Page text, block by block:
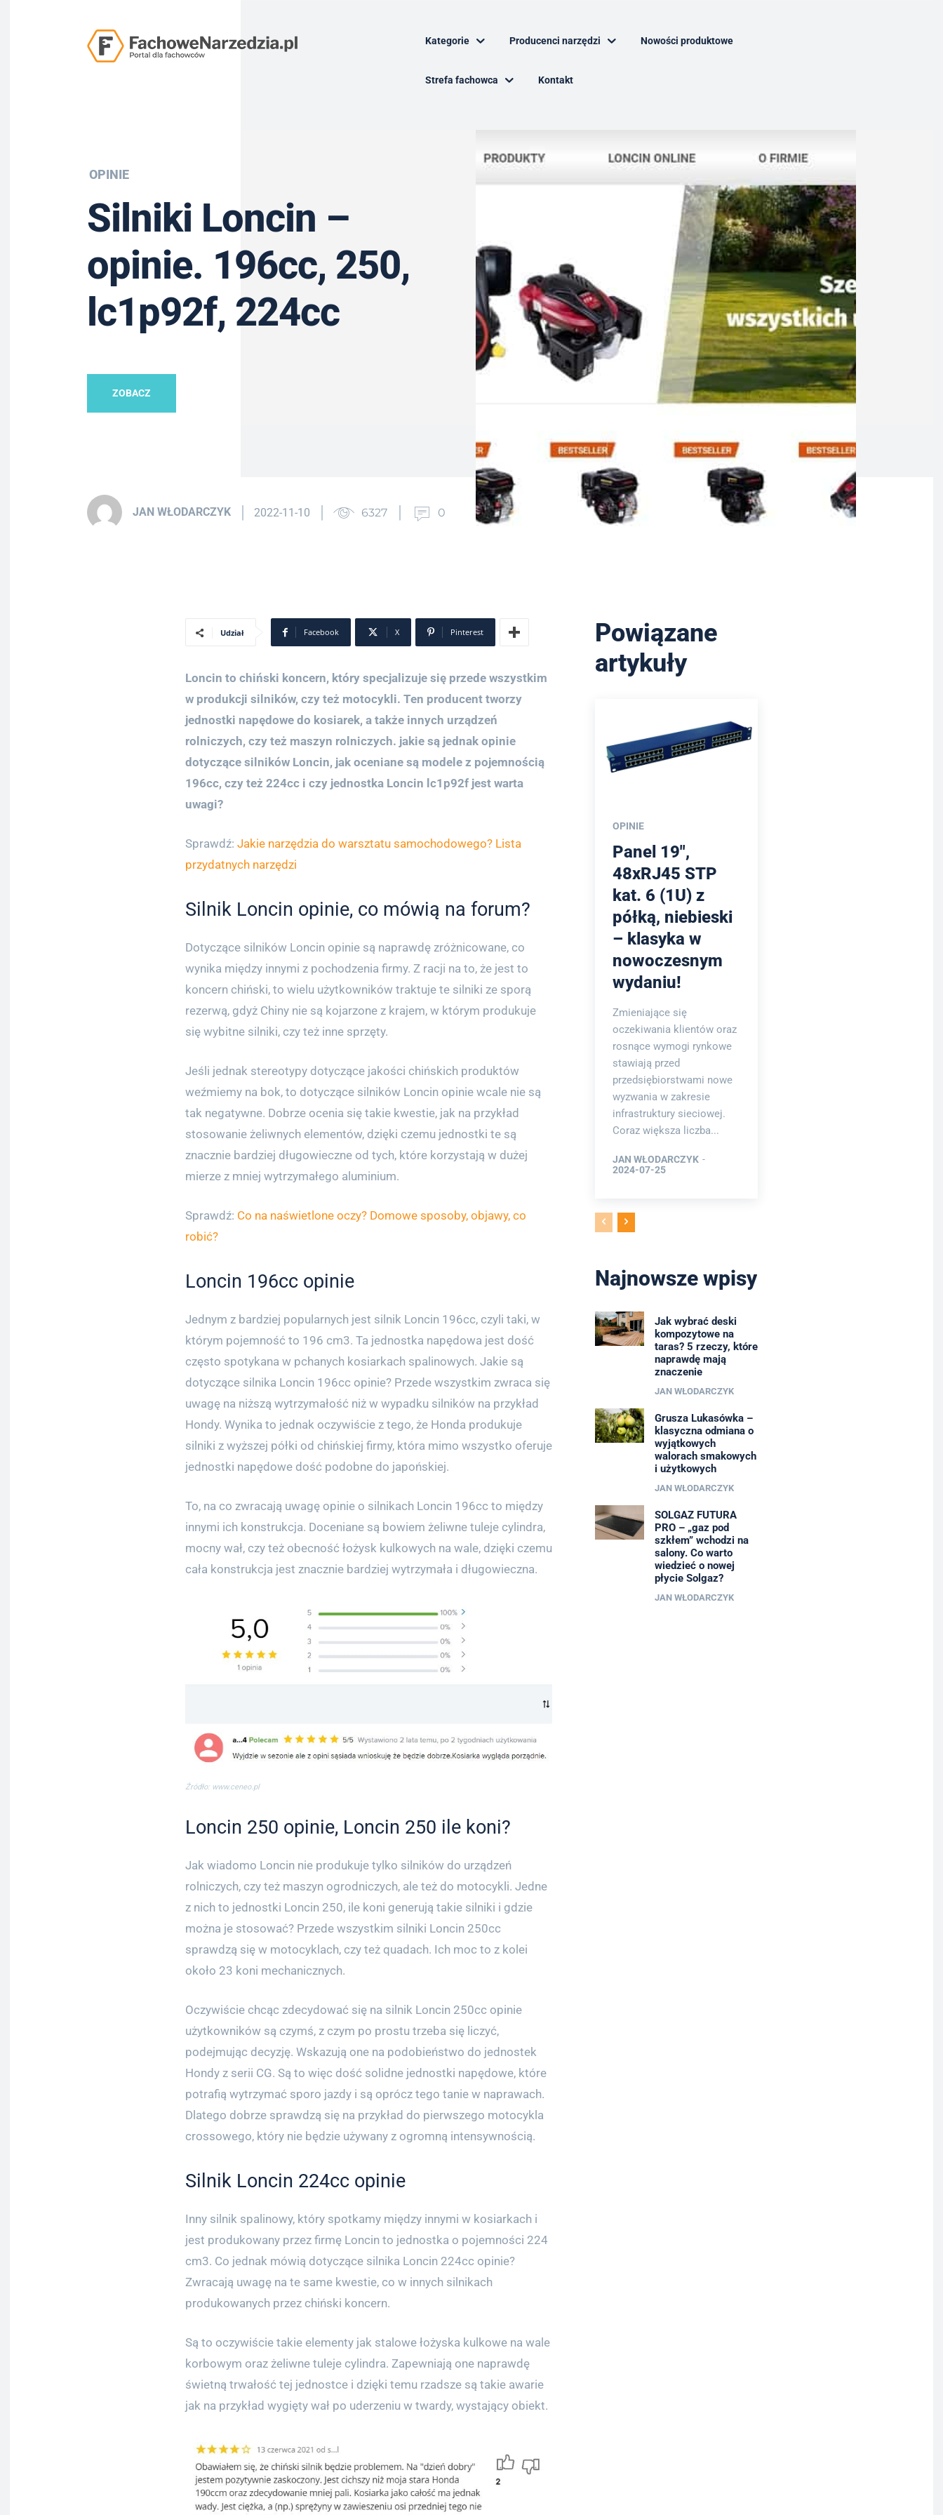
Kategorie Producenci narzędzi Nowości produktowe
Strefa fachowca Kontakt
OPINIE
Silniki Loncin –
opinie. 196cc, 250,
lc1p92f, 224cc
ZOBACZ
JAN WŁODARCZYK 2022-11-10 6327 0
Udział Facebook X Pinterest
Loncin to chiński koncern, który specjalizuje się przede wszystkim
w produkcji silników, czy też motocykli. Ten producent tworzy
jednostki napędowe do kosiarek, a także innych urządzeń
rolniczych, czy też maszyn rolniczych. jakie są jednak opinie
dotyczące silników Loncin, jak oceniane są modele z pojemnością
196cc, czy też 224cc i czy jednostka Loncin lc1p92f jest warta
uwagi?
Sprawdź: Jakie narzędzia do warsztatu samochodowego? Lista
przydatnych narzędzi
Silnik Loncin opinie, co mówią na forum?
Dotyczące silników Loncin opinie są naprawdę zróżnicowane, co
wynika między innymi z pochodzenia firmy. Z racji na to, że jest to
koncern chiński, to wielu użytkowników traktuje te silniki ze sporą
rezerwą, gdyż Chiny nie są kojarzone z krajem, w którym produkuje
się wybitne silniki, czy też inne sprzęty.
Jeśli jednak stereotypy dotyczące jakości chińskich produktów
weźmiemy na bok, to dotyczące silników Loncin opinie wcale nie są
tak negatywne. Dobrze ocenia się takie kwestie, jak na przykład
stosowanie żeliwnych elementów, dzięki czemu jednostki te są
znacznie bardziej długowieczne od tych, które korzystają w dużej
mierze z mniej wytrzymałego aluminium.
Sprawdź: Co na naświetlone oczy? Domowe sposoby, objawy, co
robić?
Loncin 196cc opinie
Jednym z bardziej popularnych jest silnik Loncin 196cc, czyli taki, w
którym pojemność to 196 cm3. Ta jednostka napędowa jest dość
często spotykana w pchanych kosiarkach spalinowych. Jakie są
dotyczące silnika Loncin 196cc opinie? Przede wszystkim zwraca się
uwagę na niższą wytrzymałość niż w wypadku silników na przykład
Hondy. Wynika to jednak oczywiście z tego, że Honda produkuje
silniki z wyższej półki od chińskiej firmy, która mimo wszystko oferuje
jednostki napędowe dość podobne do japońskiej.
To, na co zwracają uwagę opinie o silnikach Loncin 196cc to między
innymi ich konstrukcja. Doceniane są bowiem żeliwne tuleje cylindra,
mocny wał, czy też obecność łożysk kulkowych na wale, dzięki czemu
cała konstrukcja jest znacznie bardziej wytrzymała i długowieczna.
Źródło: www.ceneo.pl
Loncin 250 opinie, Loncin 250 ile koni?
Jak wiadomo Loncin nie produkuje tylko silników do urządzeń
rolniczych, czy też maszyn ogrodniczych, ale też do motocykli. Jedne
z nich to jednostki Loncin 250, ile koni generują takie silniki i gdzie
można je stosować? Przede wszystkim silniki Loncin 250cc
sprawdzą się w motocyklach, czy też quadach. Ich moc to z kolei
około 23 koni mechanicznych.
Oczywiście chcąc zdecydować się na silnik Loncin 250cc opinie
użytkowników są czymś, z czym po prostu trzeba się liczyć,
podejmując decyzję. Wskazują one na podobieństwo do jednostek
Hondy z serii CG. Są to więc dość solidne jednostki napędowe, które
potrafią wytrzymać sporo jazdy i są oprócz tego tanie w naprawach.
Dlatego dobrze sprawdzą się na przykład do pierwszego motocykla
crossowego, który nie będzie używany z ogromną intensywnością.
Silnik Loncin 224cc opinie
Inny silnik spalinowy, który spotkamy między innymi w kosiarkach i
jest produkowany przez firmę Loncin to jednostka o pojemności 224
cm3. Co jednak mówią dotyczące silnika Loncin 224cc opinie?
Zwracają uwagę na te same kwestie, co w innych silnikach
produkowanych przez chiński koncern.
Są to oczywiście takie elementy jak stalowe łożyska kulkowe na wale
korbowym oraz żeliwne tuleje cylindra. Zapewniają one naprawdę
świetną trwałość tej jednostce i dzięki temu rzadsze są takie awarie
jak na przykład wygięty wał po uderzeniu w twardy, wystający obiekt.
Powiązane
artykuły
OPINIE
Panel 19″,
48xRJ45 STP
kat. 6 (1U) z
półką, niebieski
– klasyka w
nowoczesnym
wydaniu!
Zmieniające się
oczekiwania klientów oraz
rosnące wymogi rynkowe
stawiają przed
przedsiębiorstwami nowe
wyzwania w zakresie
infrastruktury sieciowej.
Coraz większa liczba...
JAN WŁODARCZYK -
2024-07-25
Najnowsze wpisy
Jak wybrać deski
kompozytowe na
taras? 5 rzeczy, które
naprawdę mają
znaczenie
JAN WŁODARCZYK
Grusza Lukasówka –
klasyczna odmiana o
wyjątkowych
walorach smakowych
i użytkowych
JAN WŁODARCZYK
SOLGAZ FUTURA
PRO – „gaz pod
szkłem” wchodzi na
salony. Co warto
wiedzieć o nowej
płycie Solgaz?
JAN WŁODARCZYK